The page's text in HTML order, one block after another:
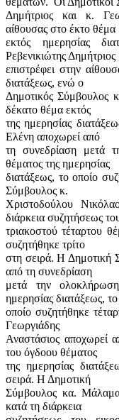
Δημήτριος και κ.
αίθουσας στο έκτο θέμα
εκτός ημερησίας
Ρεβενικιώτης Δημήτριος
επιστρέφει στην
διατάξεως, ενώ ο
Δημοτικός Σύμβουλος
δέκατο θέμα εκτός
της ημερησίας
Ελένη αποχωρεί από
τη συνεδρίαση μετά
θέματος της ημερησίας
διατάξεως, το οποίο
Σύμβουλος κ.
Χριστοδούλου
διάρκεια συζητήσεως
τριακοστού τέταρτου
συζητήθηκε τρίτο
στη σειρά. Η Δημοτική
από τη συνεδρίαση
μετά την
ημερησίας διατάξεως, το
οποίο συζητήθηκε
Γεωργιάδης
Αναστάσιος αποχωρεί
του όγδοου θέματος
της ημερησίας
σειρά. Η Δημοτική
Σύμβουλος κα.
κατά τη διάρκεια